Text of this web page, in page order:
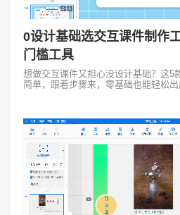
0设计基础选交互课件制作
门槛工具
想做交互课件又担心没设计基础？这5
简单，跟着步骤来，零基础也能轻松